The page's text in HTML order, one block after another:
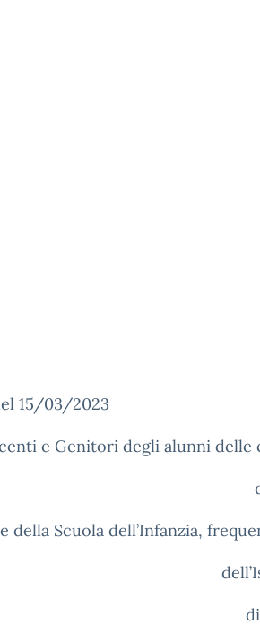
15/03/2023
e Genitori degli alunni delle
e della Scuola dell’Infanzia,